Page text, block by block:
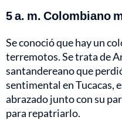
5 a. m. Colombiano
Se conoció que hay un
terremotos. Se trata de
santandereano que
sentimental en Tucacas,
abrazado junto con su
para repatriarlo.